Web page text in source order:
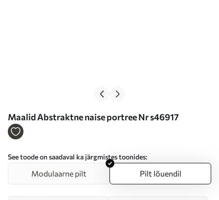
Maalid Abstraktne naise portree Nr s46917
See toode on saadaval ka järgmistes toonides:
Modulaarne pilt Pilt lõuendil